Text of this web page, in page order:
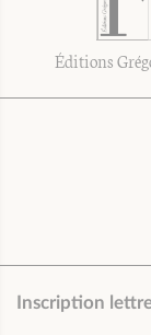
Éditions
Inscription